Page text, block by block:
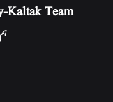
Kaltak Team